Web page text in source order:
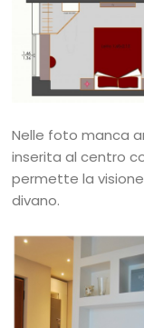
Nelle foto manca
inserita al centro
permette la
divano.